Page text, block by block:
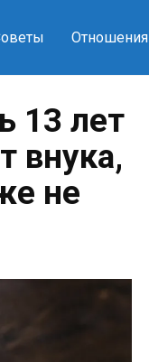
Отношения
13 лет
внука,
не